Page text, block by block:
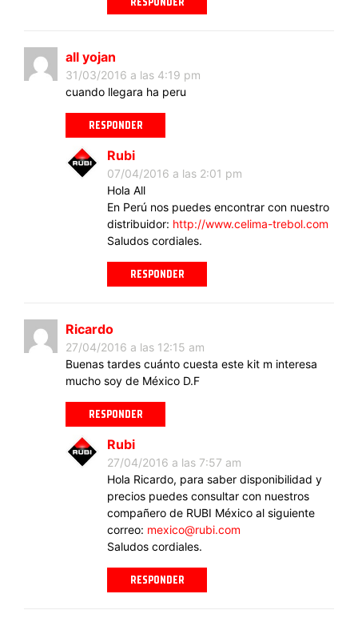
all yojan
31/03/2016 a las 4:19 pm
cuando llegara ha peru
RESPONDER
Rubi
07/04/2016 a las 2:01 pm
Hola All
En Perú nos puedes encontrar con nuestro
distribuidor: http://www.celima-trebol.com
Saludos cordiales.
RESPONDER
Ricardo
27/04/2016 a las 12:15 am
Buenas tardes cuánto cuesta este kit m interesa
mucho soy de México D.F
RESPONDER
Rubi
27/04/2016 a las 7:57 am
Hola Ricardo, para saber disponibilidad y
precios puedes consultar con nuestros
compañero de RUBI México al siguiente
correo: mexico@rubi.com
Saludos cordiales.
RESPONDER